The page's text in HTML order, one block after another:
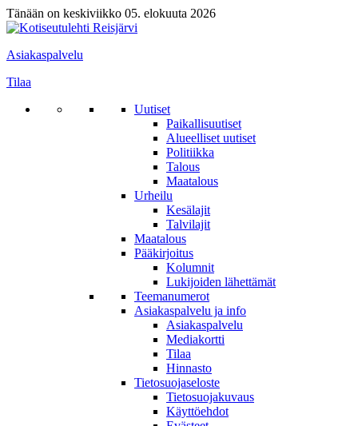
Tänään on keskiviikko 05. elokuuta 2026
Asiakaspalvelu
Tilaa
Uutiset
Paikallisuutiset
Alueelliset uutiset
Politiikka
Talous
Maatalous
Urheilu
Kesälajit
Talvilajit
Maatalous
Pääkirjoitus
Kolumnit
Lukijoiden lähettämät
Teemanumerot
Asiakaspalvelu ja info
Asiakaspalvelu
Mediakortti
Tilaa
Hinnasto
Tietosuojaseloste
Tietosuojakuvaus
Käyttöehdot